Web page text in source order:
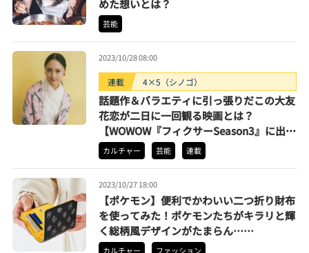
めた想いとは？
芸能
2023/10/28 08:00
連載 4×5（シノゴ）
話題作＆バラエティに引っ張りだこの大友
花恋が二日に一回観る映画とは？
【WOWOW『フィクサーSeason3』に出演
中】
カルチャー 芸能 連載
2023/10/27 18:00
【ポケモン】便利でかわいい二つ折り財布
を使ってみた！ポケモンたちがキラリと輝
く総柄風デザインがたまらん……
カルチャー ファッション